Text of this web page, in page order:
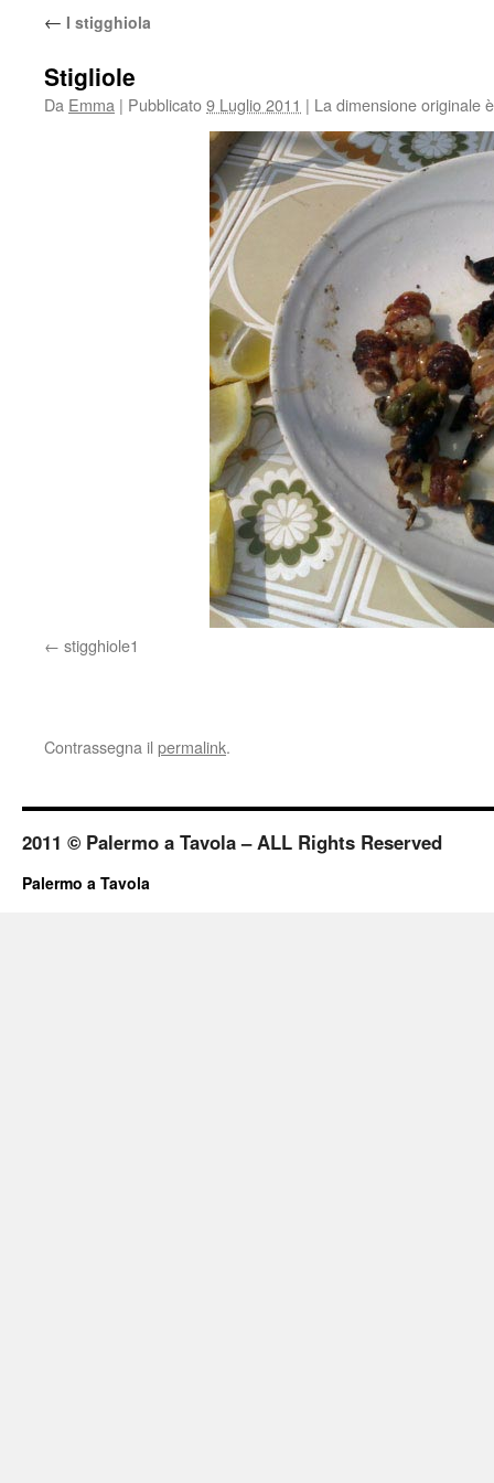
← I stigghiola
Stigliole
Da Emma | Pubblicato9 Luglio 2011 | La dimensione originale
stigghiole1
Contrassegna il permalink.
2011 © Palermo a Tavola – ALL Rights Reserved
Palermo a Tavola